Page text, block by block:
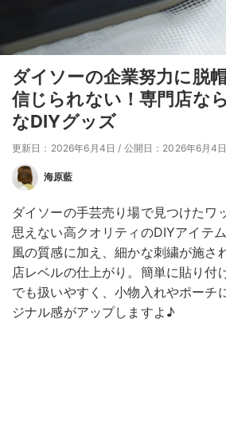
ダイソーの企業努力に脱
信じられない！専門店な
なDIYグッズ
更新日：2026年6月4日 / 公開日：2026年6月4日
海原藍
ダイソーの手芸売り場で見つけたワ
思えない高クオリティのDIYアイテ
風の質感に加え、細かな刺繍が施さ
店レベルの仕上がり。簡単に貼り付
でも扱いやすく、小物入れやポーチ
ジナル感がアップしますよ♪